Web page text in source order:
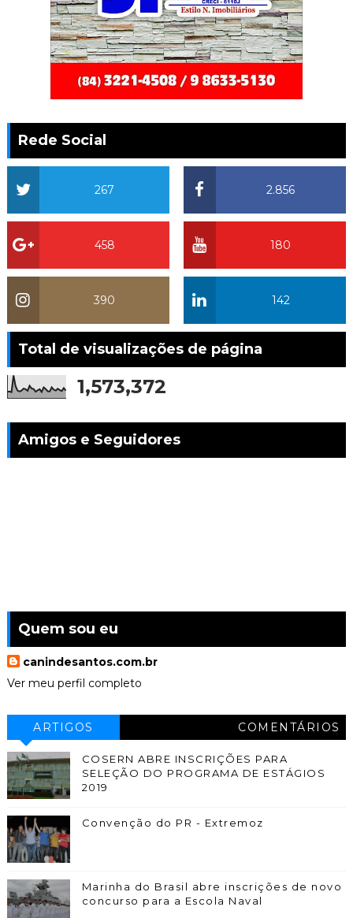
Rede Social
2.856
267
180
458
142
390
Total de visualizações de página
1,573,372
Amigos e Seguidores
Quem sou eu
canindesantos.com.br
Ver meu perfil completo
ARTIGOS COMENTÁRIOS
COSERN ABRE INSCRIÇÕES PARA
SELEÇÃO DO PROGRAMA DE ESTÁGIOS
2019
Convenção do PR - Extremoz
Marinha do Brasil abre inscrições de novo
concurso para a Escola Naval